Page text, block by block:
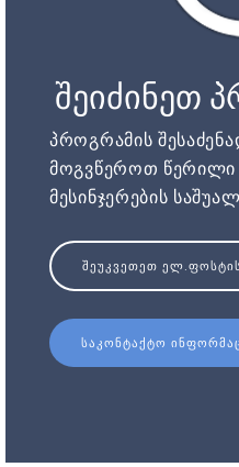
შეიძინეთ
პროგრამის
მოგვწეროთ წერილი
მესინჯერების
ᲨᲔᲣᲙᲕᲔᲗᲔᲗ
ᲡᲐᲙᲝᲜᲢᲐᲥᲢᲝ